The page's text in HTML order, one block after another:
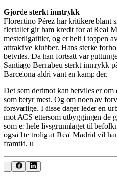
Gjorde sterkt inntrykk
Florentino Pérez har kritikere blant
flertallet gir ham kredit for at Real
mesterligatitler, og er helt i toppen
attraktive klubber. Hans sterke
betviles. Da han fortsatt var
Santiago Bernabeu sterkt inntrykk
Barcelona aldri vant en kamp der.
Det som derimot kan betviles er om
som betyr mest. Og om noen av
forsvarlige. I disse dager leder en
mot ACS ettersom utbyggingen de
som er hele livsgrunnlaget til
også lite trolig at Real Madrid vil
framtid. u